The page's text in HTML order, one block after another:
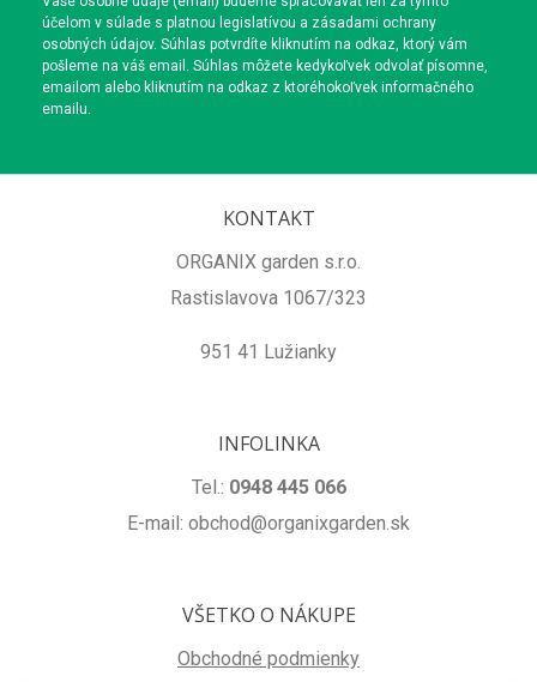
účelom v súlade s platnou legislatívou a zásadami ochrany
osobných údajov. Súhlas potvrdíte kliknutím na odkaz, ktorý vám
pošleme na váš email. Súhlas môžete kedykoľvek odvolať písomne,
emailom alebo kliknutím na odkaz z ktoréhokoľvek informačného
emailu.
KONTAKT
ORGANIX garden s.r.o.
Rastislavova 1067/323
951 41 Lužianky
INFOLINKA
Tel.: 0948 445 066
E-mail: obchod@organixgarden.sk
VŠETKO O NÁKUPE
Obchodné podmienky